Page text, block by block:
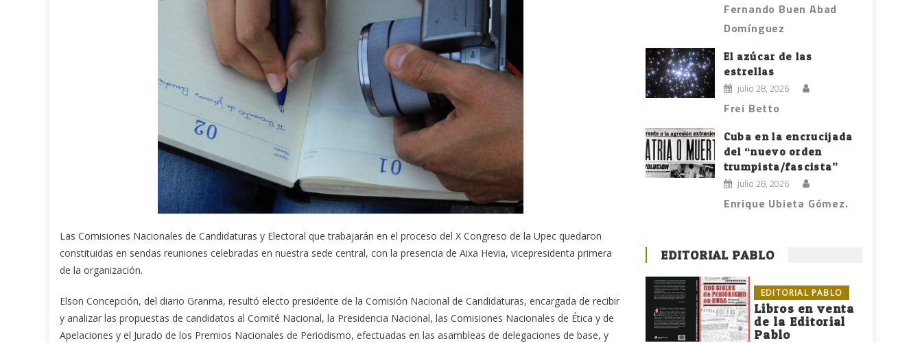
Las Comisiones Nacionales de Candidaturas y Electoral que trabajarán en el proceso del X Congreso de la Upec quedaron
constituidas en sendas reuniones celebradas en nuestra sede central, con la presencia de Aixa Hevia, vicepresidenta primera
de la organización.
Elson Concepción, del diario Granma, resultó electo presidente de la Comisión Nacional de Candidaturas, encargada de recibir
y analizar las propuestas de candidatos al Comité Nacional, la Presidencia Nacional, las Comisiones Nacionales de Ética y de
Apelaciones y el Jurado de los Premios Nacionales de Periodismo, efectuadas en las asambleas de delegaciones de base, y
Fernando Buen Abad
Domínguez
El azúcar de las
estrellas
julio 28, 2026
Frei Betto
Cuba en la encrucijada
del “nuevo orden
trumpista/fascista”
julio 28, 2026
Enrique Ubieta Gómez.
EDITORIAL PABLO
EDITORIAL PABLO
Libros en venta
de la Editorial
Pablo